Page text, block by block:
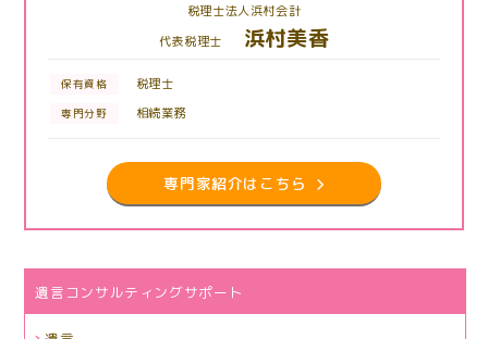
税理士法人浜村会計
代表税理士
浜村美香
保有資格 税理士
専門分野 相続業務
専門家紹介はこちら
遺言コンサルティングサポート